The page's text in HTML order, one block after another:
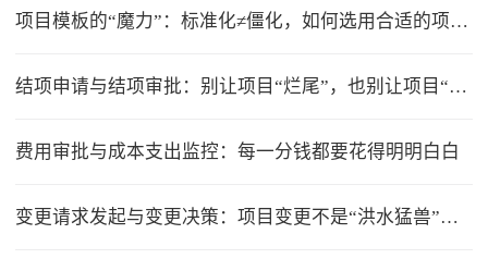
项目模板的“魔力”：标准化≠僵化，如何选用合适的项目模版？
结项申请与结项审批：别让项目“烂尾”，也别让项目“无限延期”
费用审批与成本支出监控：每一分钱都要花得明明白白
变更请求发起与变更决策：项目变更不是“洪水猛兽”，但要管住流程